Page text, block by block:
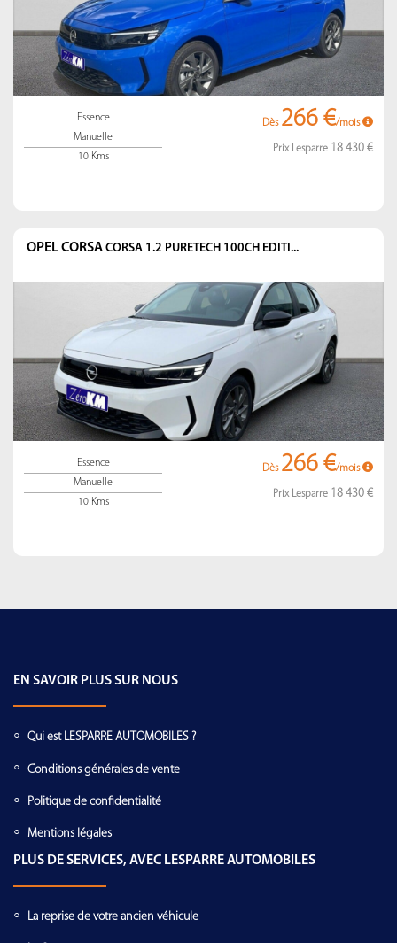
Essence
Manuelle
10 Kms
Dès 266 €/mois
Prix Lesparre 18 430 €
OPEL CORSA CORSA 1.2 PURETECH 100CH EDITI...
Essence
Manuelle
10 Kms
Dès 266 €/mois
Prix Lesparre 18 430 €
EN SAVOIR PLUS SUR NOUS
Qui est LESPARRE AUTOMOBILES ?
Conditions générales de vente
Politique de confidentialité
Mentions légales
PLUS DE SERVICES, AVEC LESPARRE AUTOMOBILES
La reprise de votre ancien véhicule